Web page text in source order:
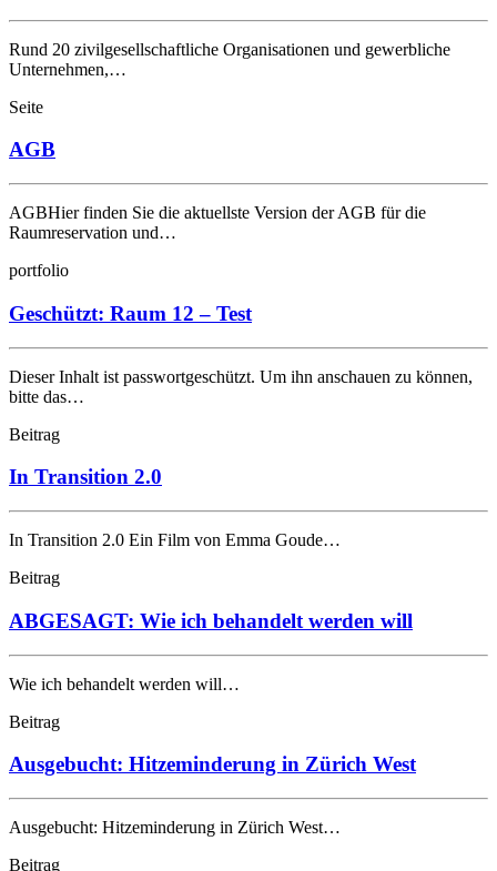
Rund 20 zivilgesellschaftliche Organisationen und gewerbliche
Unternehmen,…
Seite
AGB
AGBHier finden Sie die aktuellste Version der AGB für die
Raumreservation und…
portfolio
Geschützt: Raum 12 – Test
Dieser Inhalt ist passwortgeschützt. Um ihn anschauen zu können,
bitte das…
Beitrag
In Transition 2.0
In Transition 2.0 Ein Film von Emma Goude…
Beitrag
ABGESAGT: Wie ich behandelt werden will
Wie ich behandelt werden will…
Beitrag
Ausgebucht: Hitzeminderung in Zürich West
Ausgebucht: Hitzeminderung in Zürich West…
Beitrag